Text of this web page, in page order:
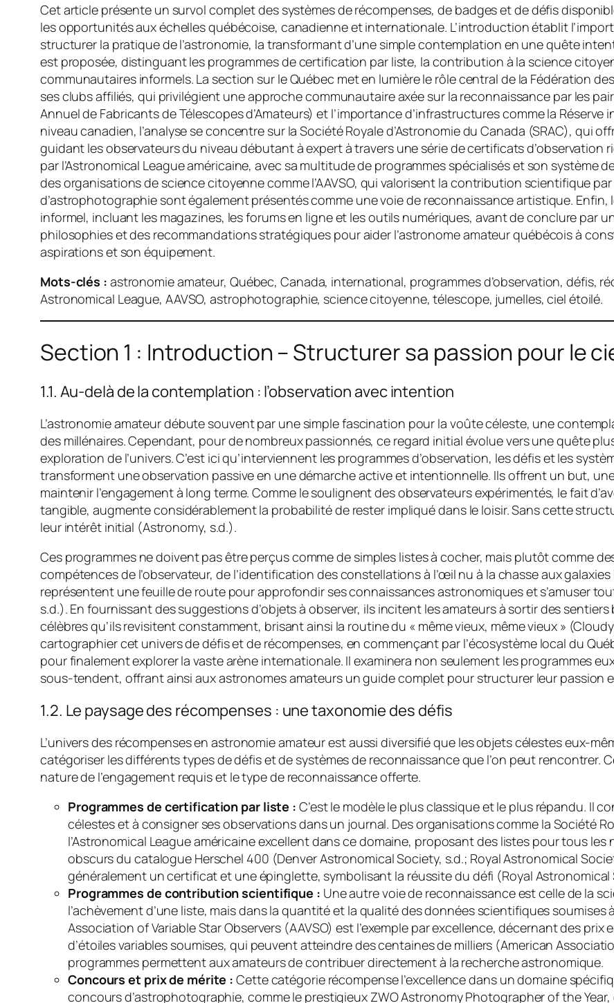
Cet article présente un survol complet des systèmes de récompenses, de badges et de défis
les opportunités aux échelles québécoise, canadienne et internationale. L’introduction établit
structurer la pratique de l’astronomie, la transformant d’une simple contemplation en une quête
est proposée, distinguant les programmes de certification par liste, la contribution à la science
communautaires informels. La section sur le Québec met en lumière le rôle central de la Fédération
ses clubs affiliés, qui privilégient une approche communautaire axée sur la reconnaissance par les
Annuel de Fabricants de Télescopes d’Amateurs) et l’importance d’infrastructures comme la
niveau canadien, l’analyse se concentre sur la Société Royale d’Astronomie du Canada (SRAC), qui
guidant les observateurs du niveau débutant à expert à travers une série de certificats d’observation
par l’Astronomical League américaine, avec sa multitude de programmes spécialisés et son système
des organisations de science citoyenne comme l’AAVSO, qui valorisent la contribution scientifique
d’astrophotographie sont également présentés comme une voie de reconnaissance artistique. Enfin,
informel, incluant les magazines, les forums en ligne et les outils numériques, avant de conclure par
philosophies et des recommandations stratégiques pour aider l’astronome amateur québécois à
aspirations et son équipement.
Mots-clés : astronomie amateur, Québec, Canada, international, programmes d’observation, défis,
Astronomical League, AAVSO, astrophotographie, science citoyenne, télescope, jumelles, ciel étoilé.
Section 1 : Introduction – Structurer sa passion pour le
1.1. Au-delà de la contemplation : l’observation avec intention
L’astronomie amateur débute souvent par une simple fascination pour la voûte céleste, une
des millénaires. Cependant, pour de nombreux passionnés, ce regard initial évolue vers une quête
exploration de l’univers. C’est ici qu’interviennent les programmes d’observation, les défis et les
transforment une observation passive en une démarche active et intentionnelle. Ils offrent un but,
maintenir l’engagement à long terme. Comme le soulignent des observateurs expérimentés, le fait
tangible, augmente considérablement la probabilité de rester impliqué dans le loisir. Sans cette
leur intérêt initial (Astronomy, s.d.).
Ces programmes ne doivent pas être perçus comme de simples listes à cocher, mais plutôt comme
compétences de l’observateur, de l’identification des constellations à l’œil nu à la chasse aux
représentent une feuille de route pour approfondir ses connaissances astronomiques et s’amuser
s.d.). En fournissant des suggestions d’objets à observer, ils incitent les amateurs à sortir des
célèbres qu’ils revisitent constamment, brisant ainsi la routine du « même vieux, même vieux »
cartographier cet univers de défis et de récompenses, en commençant par l’écosystème local du
pour finalement explorer la vaste arène internationale. Il examinera non seulement les programmes
sous-tendent, offrant ainsi aux astronomes amateurs un guide complet pour structurer leur passion
1.2. Le paysage des récompenses : une taxonomie des défis
L’univers des récompenses en astronomie amateur est aussi diversifié que les objets célestes eux-
catégoriser les différents types de défis et de systèmes de reconnaissance que l’on peut rencontrer.
nature de l’engagement requis et le type de reconnaissance offerte.
Programmes de certification par liste : C’est le modèle le plus classique et le plus répandu. Il
célestes et à consigner ses observations dans un journal. Des organisations comme la Société
l’Astronomical League américaine excellent dans ce domaine, proposant des listes pour tous
obscurs du catalogue Herschel 400 (Denver Astronomical Society, s.d.; Royal Astronomical
généralement un certificat et une épinglette, symbolisant la réussite du défi (Royal
Programmes de contribution scientifique : Une autre voie de reconnaissance est celle de la
l’achèvement d’une liste, mais dans la quantité et la qualité des données scientifiques soumises
Association of Variable Star Observers (AAVSO) est l’exemple par excellence, décernant des
d’étoiles variables soumises, qui peuvent atteindre des centaines de milliers (American
programmes permettent aux amateurs de contribuer directement à la recherche astronomique.
Concours et prix de mérite : Cette catégorie récompense l’excellence dans un domaine
concours d’astrophotographie, comme le prestigieux ZWO Astronomy Photographer of the